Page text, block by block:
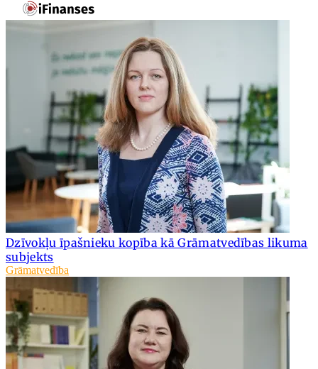
Dzīvokļu īpašnieku kopība kā Grāmatvedības likuma
subjekts
Grāmatvedība